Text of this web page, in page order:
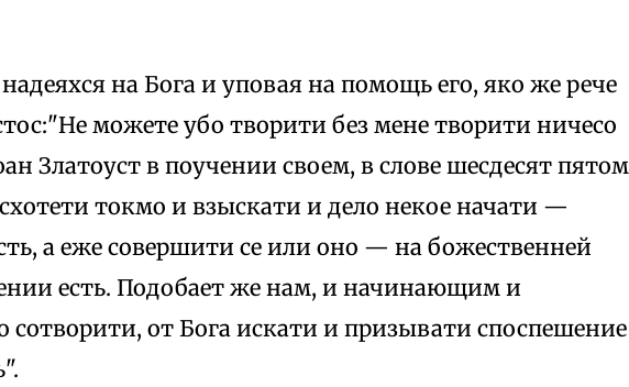
на Бога и уповая на помощь его, яко же рече
можете убо творити без мене творити ничесо
Златоуст в поучении своем, в слове шесдесят пятом
токмо и взыскати и дело некое начати —
а еже совершити се или оно — на божественней
есть. Подобает же нам, и начинающим и
от Бога искати и призывати споспешение